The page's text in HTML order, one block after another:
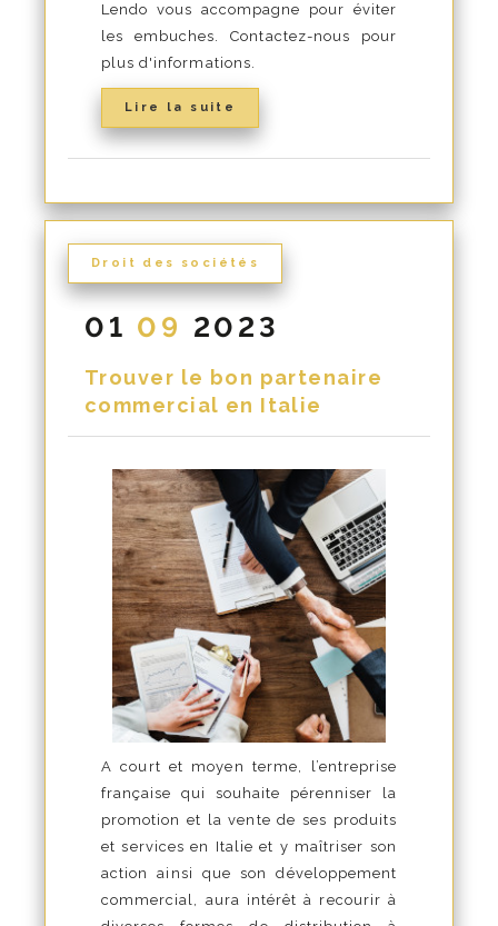
Lendo vous accompagne pour éviter
les embuches. Contactez-nous pour
plus d'informations.
Lire la suite
Droit des sociétés
01 09 2023
Trouver le bon partenaire
commercial en Italie
A court et moyen terme, l’entreprise
française qui souhaite pérenniser la
promotion et la vente de ses produits
et services en Italie et y maîtriser son
action ainsi que son développement
commercial, aura intérêt à recourir à